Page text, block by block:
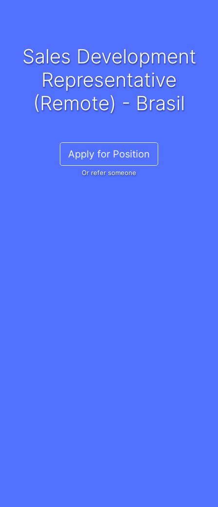
Sales Development
Representative
(Remote) - Brasil
Apply for Position
Or refer someone